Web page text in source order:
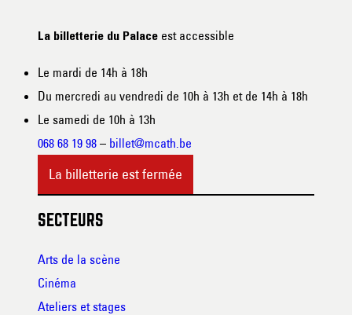
La billetterie du Palace est accessible
Le mardi de 14h à 18h
Du mercredi au vendredi de 10h à 13h et de 14h à 18h
Le samedi de 10h à 13h
068 68 19 98 – billet@mcath.be
La billetterie est fermée
SECTEURS
Arts de la scène
Cinéma
Ateliers et stages